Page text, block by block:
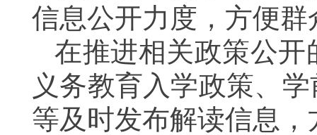
信息公开力度，方便
在推进相关政策公
义务教育入学政策、
等及时发布解读信息